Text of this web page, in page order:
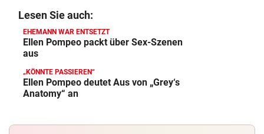
Lesen Sie auch:
EHEMANN WAR ENTSETZT
Ellen Pompeo packt über Sex-Szenen
aus
„KÖNNTE PASSIEREN“
Ellen Pompeo deutet Aus von „Grey‘s
Anatomy“ an